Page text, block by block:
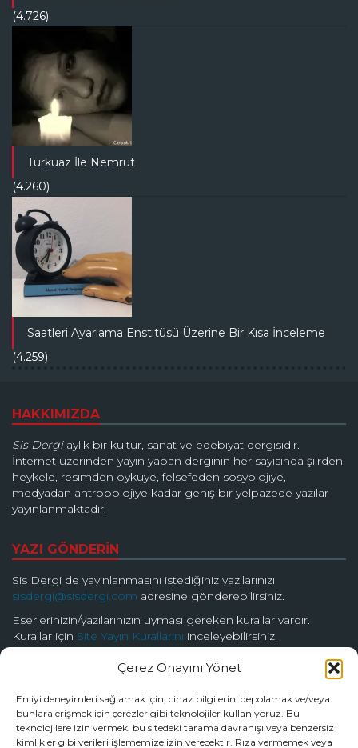
Çerez Onayını Yönet
En iyi deneyimleri sağlamak için, cihaz bilgilerini depolamak ve/veya
bunlara erişmek için çerezler gibi teknolojiler kullanıyoruz. Bu
teknolojilere izin vermek, bu sitedeki tarama davranışı veya benzersiz
kimlikler gibi verileri işlememize izin verecektir. Rıza vermemek veya
(4.726)
Turkuaz İle Nemrut
(4.260)
Saatleri Ayarlama Enstitüsü Üzerine Bir Kısa İnceleme
(4.259)
HAKKIMIZDA
Sis Dergiaylık bir kültür, sanat ve edebiyat dergisidir.
İnternet üzerinden yayın yapan derginin her sayısında şiirden
heykele, resimden öyküye, felsefeden sosyolojiye,
medyadan antropolojiye kadar geniş bir yelpazede yazılar
yayınlanmaktadır.
YAZI GÖNDERİN
Sis Dergi de yayınlanmasını istediğiniz yazılarınızı
sisdergi@sisdergi.com adresine gönderebilirsiniz.
Eserlerinizin/yazılarınızın uyması gereken kurallar vardır.
Kurallar için Site Yayın Kurallarını inceleyebilirsiniz.
BİZİ TAKİP EDİN